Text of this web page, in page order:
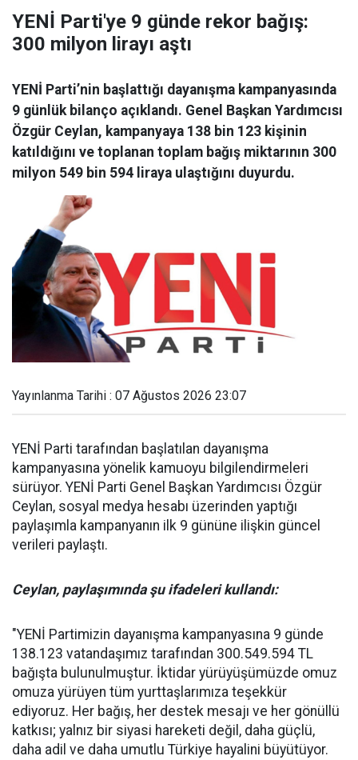
YENİ Parti'ye 9 günde rekor bağış:
300 milyon lirayı aştı
YENİ Parti’nin başlattığı dayanışma kampanyasında
9 günlük bilanço açıklandı. Genel Başkan Yardımcısı
Özgür Ceylan, kampanyaya 138 bin 123 kişinin
katıldığını ve toplanan toplam bağış miktarının 300
milyon 549 bin 594 liraya ulaştığını duyurdu.
Yayınlanma Tarihi : 07 Ağustos 2026 23:07
YENİ Parti tarafından başlatılan dayanışma
kampanyasına yönelik kamuoyu bilgilendirmeleri
sürüyor. YENİ Parti Genel Başkan Yardımcısı Özgür
Ceylan, sosyal medya hesabı üzerinden yaptığı
paylaşımla kampanyanın ilk 9 gününe ilişkin güncel
verileri paylaştı.
Ceylan, paylaşımında şu ifadeleri kullandı:
"YENİ Partimizin dayanışma kampanyasına 9 günde
138.123 vatandaşımız tarafından 300.549.594 TL
bağışta bulunulmuştur. İktidar yürüyüşümüzde omuz
omuza yürüyen tüm yurttaşlarımıza teşekkür
ediyoruz. Her bağış, her destek mesajı ve her gönüllü
katkısı; yalnız bir siyasi hareketi değil, daha güçlü,
daha adil ve daha umutlu Türkiye hayalini büyütüyor.